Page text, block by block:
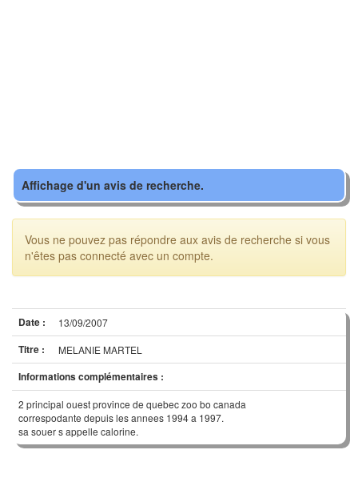
Affichage d'un avis de recherche.
Vous ne pouvez pas répondre aux avis de recherche si vous
n'êtes pas connecté avec un compte.
Date : 13/09/2007
Titre : MELANIE MARTEL
Informations complémentaires :
2 principal ouest province de quebec zoo bo canada
correspodante depuis les annees 1994 a 1997.
sa souer s appelle calorine.